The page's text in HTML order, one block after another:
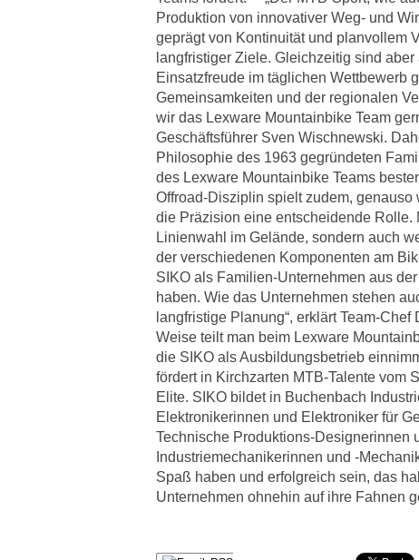
Produktion von innovativer Weg- und
geprägt von Kontinuität und planvollem
langfristiger Ziele. Gleichzeitig sind
Einsatzfreude im täglichen Wettbewerb
Gemeinsamkeiten und der regionalen
wir das Lexware Mountainbike Team
Geschäftsführer Sven Wischnewski.
Philosophie des 1963 gegründeten
des Lexware Mountainbike Teams
Offroad-Disziplin spielt zudem, genauso
die Präzision eine entscheidende Rolle.
Linienwahl im Gelände, sondern auch
der verschiedenen Komponenten am
SIKO als Familien-Unternehmen aus
haben. Wie das Unternehmen stehen
langfristige Planung“, erklärt Team-
Weise teilt man beim Lexware
die SIKO als Ausbildungsbetrieb
fördert in Kirchzarten MTB-Talente vom
Elite. SIKO bildet in Buchenbach
Elektronikerinnen und Elektroniker für
Technische Produktions-Designerinnen
Industriemechanikerinnen und -
Spaß haben und erfolgreich sein, das
Unternehmen ohnehin auf ihre Fahnen